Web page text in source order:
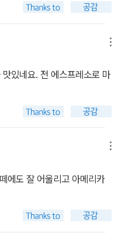
있네요. 전 에스프레소로 마
에도 잘 어울리고 아메리카